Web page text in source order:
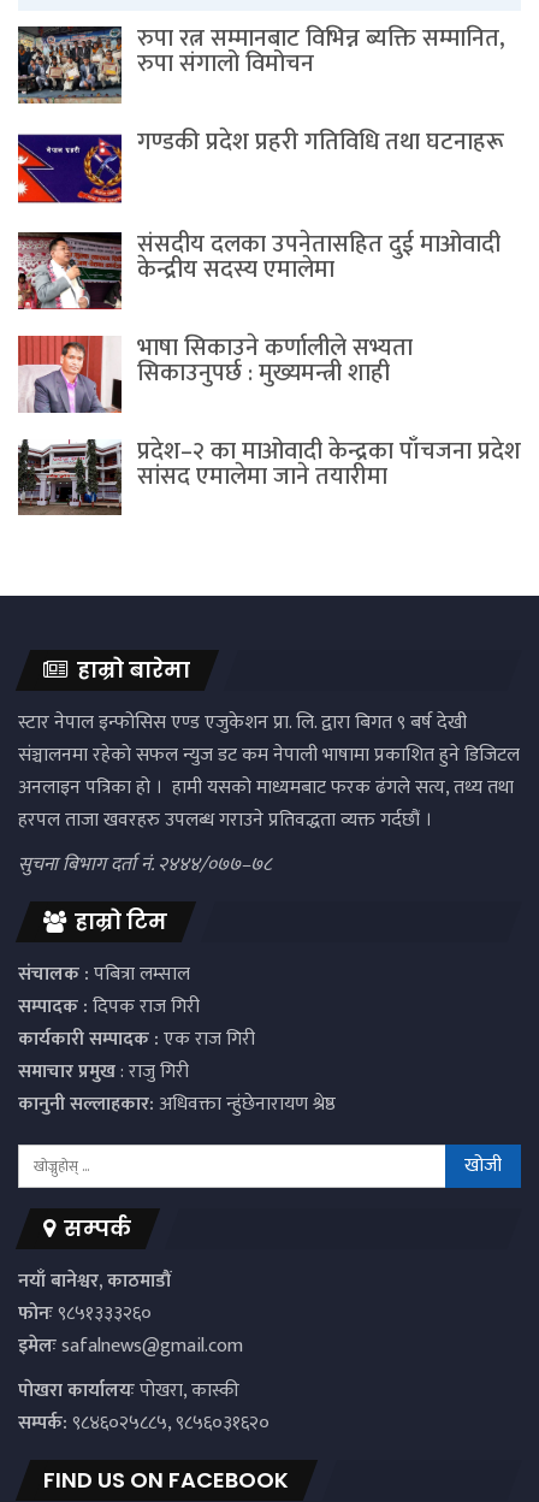
रुपा रत्न सम्मानबाट विभिन्न ब्यक्ति सम्मानित,
रुपा संगालो विमोचन
गण्डकी प्रदेश प्रहरी गतिविधि तथा घटनाहरू
संसदीय दलका उपनेतासहित दुई माओवादी
केन्द्रीय सदस्य एमालेमा
भाषा सिकाउने कर्णालीले सभ्यता
सिकाउनुपर्छ : मुख्यमन्त्री शाही
प्रदेश–२ का माओवादी केन्द्रका पाँचजना प्रदेश
सांसद एमालेमा जाने तयारीमा
हाम्रो बारेमा
स्टार नेपाल इन्फोसिस एण्ड एजुकेशन प्रा. लि. द्वारा बिगत ९ बर्ष देखी
संञ्चालनमा रहेको सफल न्युज डट कम नेपाली भाषामा प्रकाशित हुने डिजिटल
अनलाइन पत्रिका हो । हामी यसको माध्यमबाट फरक ढंगले सत्य, तथ्य तथा
हरपल ताजा खवरहरु उपलब्ध गराउने प्रतिवद्धता व्यक्त गर्दछौं ।
सुचना बिभाग दर्ता नं. २४४४/०७७–७८
हाम्रो टिम
संचालक :पबित्रा लम्साल
सम्पादक :दिपक राज गिरी
कार्यकारी सम्पादक :एक राज गिरी
समाचार प्रमुख: राजु गिरी
कानुनी सल्लाहकार:अधिवक्ता न्हुंछेनारायण श्रेष्ठ
सम्पर्क
नयाँ बानेश्वर, काठमाडौं
फोनः९८५१३३३२६०
इमेलःsafalnews@gmail.com
पाेखरा कार्यालयःपोखरा, कास्की
सम्पर्क:९८४६०२५८८५, ९८५६०३१६२०
FIND US ON FACEBOOK